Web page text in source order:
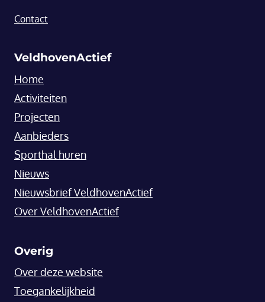
Contact
VeldhovenActief
Home
Activiteiten
Projecten
Aanbieders
Sporthal huren
Nieuws
Nieuwsbrief VeldhovenActief
Over VeldhovenActief
Overig
Over deze website
Toegankelijkheid